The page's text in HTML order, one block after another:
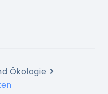
Ökologie